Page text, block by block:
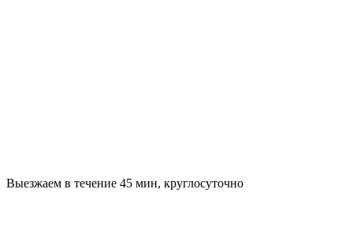
Выезжаем в течение 45 мин, круглосуточно